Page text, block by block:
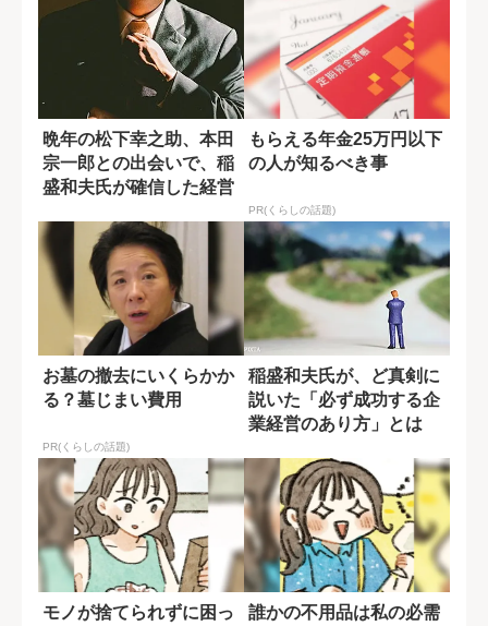
晩年の松下幸之助、本田
宗一郎との出会いで、稲
盛和夫氏が確信した経営
もらえる年金25万円以下
の人が知るべき事
PR(くらしの話題)
お墓の撤去にいくらかか
る？墓じまい費用
PR(くらしの話題)
稲盛和夫氏が、ど真剣に
説いた「必ず成功する企
業経営のあり方」とは
モノが捨てられずに困っ
誰かの不用品は私の必需